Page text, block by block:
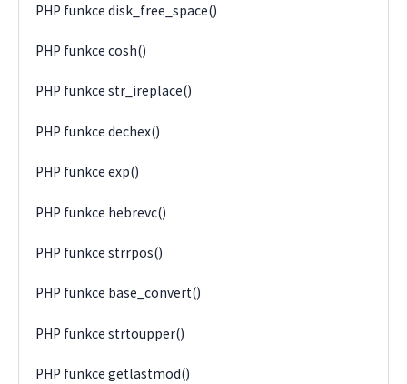
PHP funkce disk_free_space()
PHP funkce cosh()
PHP funkce str_ireplace()
PHP funkce dechex()
PHP funkce exp()
PHP funkce hebrevc()
PHP funkce strrpos()
PHP funkce base_convert()
PHP funkce strtoupper()
PHP funkce getlastmod()